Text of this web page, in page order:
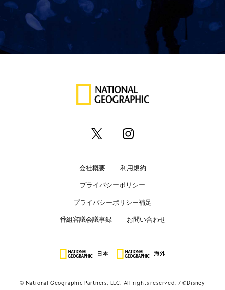
会社概要 利用規約
プライバシーポリシー
プライバシーポリシー補足
番組審議会議事録 お問い合わせ
© National Geographic Partners, LLC. All rights reserved. ©Disney